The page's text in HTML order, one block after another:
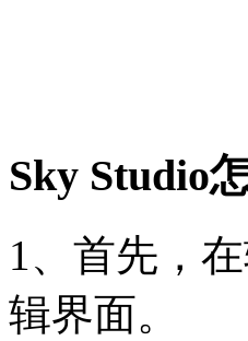
Sky Studio
1、首先，
辑界面。